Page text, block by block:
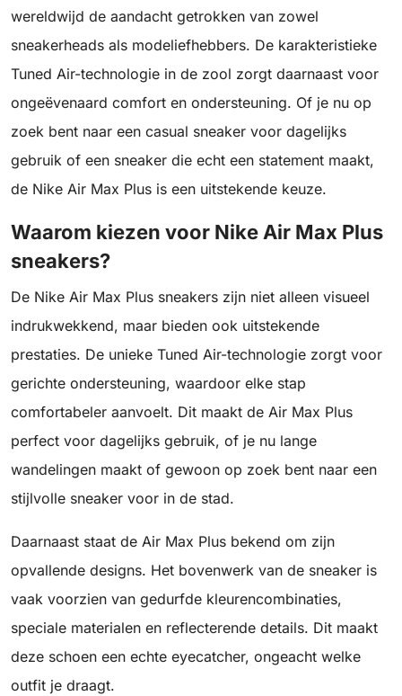
wereldwijd de aandacht getrokken van zowel
sneakerheads als modeliefhebbers. De karakteristieke
Tuned Air-technologie in de zool zorgt daarnaast voor
ongeëvenaard comfort en ondersteuning. Of je nu op
zoek bent naar een casual sneaker voor dagelijks
gebruik of een sneaker die echt een statement maakt,
de Nike Air Max Plus is een uitstekende keuze.
Waarom kiezen voor Nike Air Max Plus
sneakers?
De Nike Air Max Plus sneakers zijn niet alleen visueel
indrukwekkend, maar bieden ook uitstekende
prestaties. De unieke Tuned Air-technologie zorgt voor
gerichte ondersteuning, waardoor elke stap
comfortabeler aanvoelt. Dit maakt de Air Max Plus
perfect voor dagelijks gebruik, of je nu lange
wandelingen maakt of gewoon op zoek bent naar een
stijlvolle sneaker voor in de stad.
Daarnaast staat de Air Max Plus bekend om zijn
opvallende designs. Het bovenwerk van de sneaker is
vaak voorzien van gedurfde kleurencombinaties,
speciale materialen en reflecterende details. Dit maakt
deze schoen een echte eyecatcher, ongeacht welke
outfit je draagt.